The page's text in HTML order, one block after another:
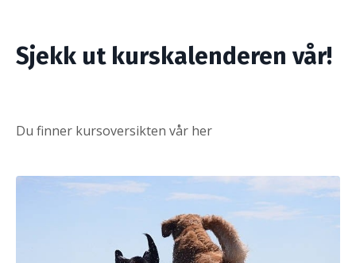
Sjekk ut kurskalenderen vår!
Du finner kursoversikten vår her